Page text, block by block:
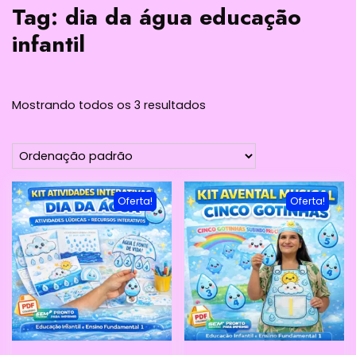
Tag: dia da água educação
infantil
Mostrando todos os 3 resultados
Oferta! Oferta!